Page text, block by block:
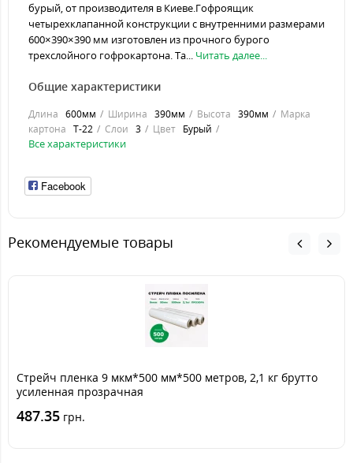
бурый, от производителя в Киеве.Гофроящик
четырехклапанной конструкции с внутренними размерами
600×390×390 мм изготовлен из прочного бурого
трехслойного гофрокартона. Та... Читать далее...
Общие характеристики
Длина 600мм Ширина 390мм Высота 390мм
Марка
картона Т-22 Слои 3 Цвет Бурый
Все характеристики
Facebook
Рекомендуемые товары
Стрейч пленка 9 мкм*500 мм*500 метров, 2,1 кг брутто
усиленная прозрачная
487.35 грн.